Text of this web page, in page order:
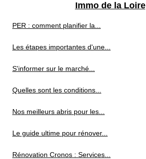
Immo de la Loire
PER : comment planifier la...
Les étapes importantes d'une...
S'informer sur le marché...
Quelles sont les conditions...
Nos meilleurs abris pour les...
Le guide ultime pour rénover...
Rénovation Cronos : Services...